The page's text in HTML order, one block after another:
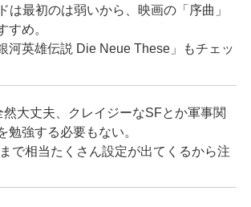
は最初のは弱いから、映画の「序曲」
すめ。
河英雄伝説 Die Neue These」もチェッ
大丈夫、クレイジーなSFとか軍事関
勉強する必要もない。
で相当たくさん設定が出てくるから注